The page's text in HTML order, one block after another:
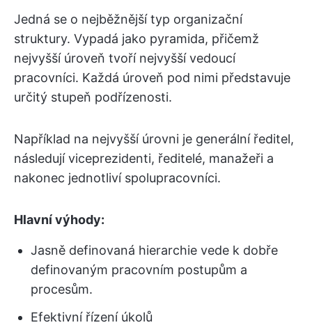
Jedná se o nejběžnější typ organizační
struktury. Vypadá jako pyramida, přičemž
nejvyšší úroveň tvoří nejvyšší vedoucí
pracovníci. Každá úroveň pod nimi představuje
určitý stupeň podřízenosti.
Například na nejvyšší úrovni je generální ředitel,
následují viceprezidenti, ředitelé, manažeři a
nakonec jednotliví spolupracovníci.
Hlavní výhody:
Jasně definovaná hierarchie vede k dobře
definovaným pracovním postupům a
procesům.
Efektivní řízení úkolů